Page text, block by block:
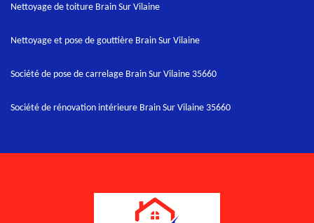
Nettoyage de toiture Brain Sur Vilaine
Nettoyage et pose de gouttière Brain Sur Vilaine
Société de pose de carrelage Brain Sur Vilaine 35660
Société de rénovation intérieure Brain Sur Vilaine 35660